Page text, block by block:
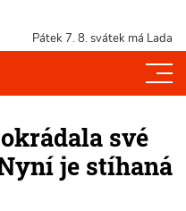
Pátek 7. 8. svátek má Lada
své
je stíhaná